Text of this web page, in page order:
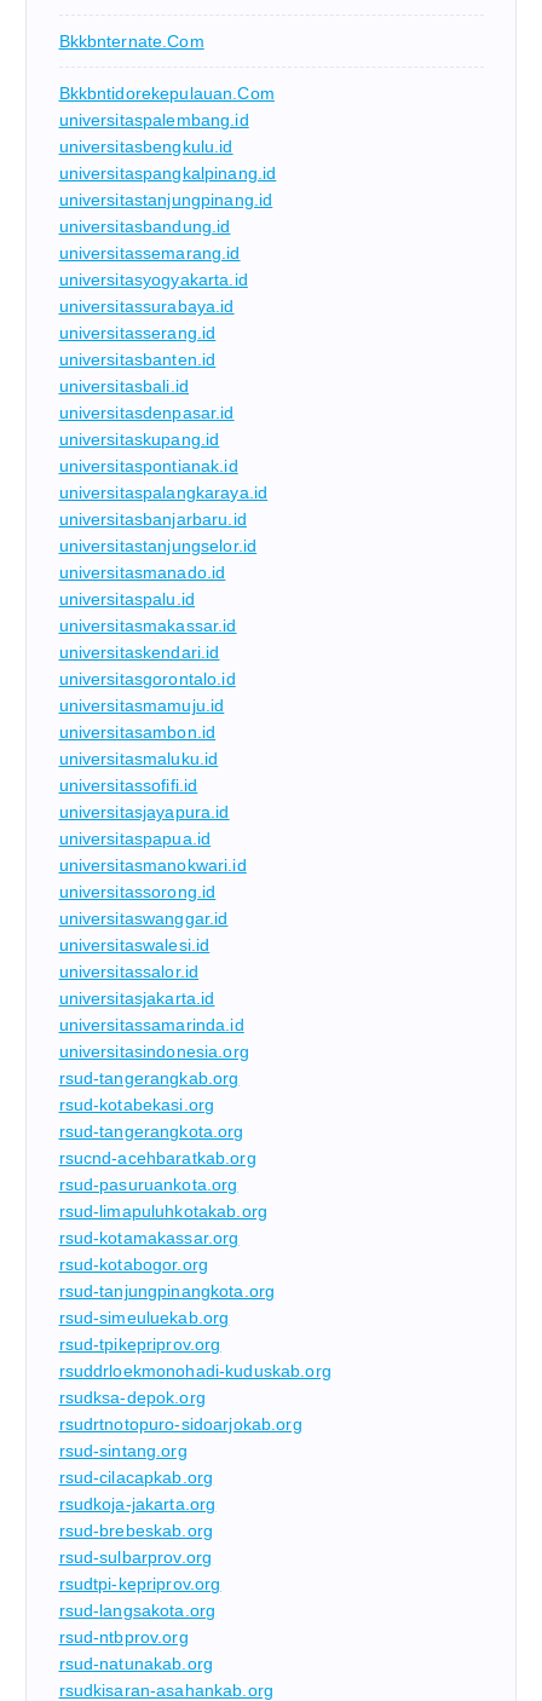
Bkkbnternate.com
Bkkbntidorekepulauan.com
universitaspalembang.id
universitasbengkulu.id
universitaspangkalpinang.id
universitastanjungpinang.id
universitasbandung.id
universitassemarang.id
universitasyogyakarta.id
universitassurabaya.id
universitasserang.id
universitasbanten.id
universitasbali.id
universitasdenpasar.id
universitaskupang.id
universitaspontianak.id
universitaspalangkaraya.id
universitasbanjarbaru.id
universitastanjungselor.id
universitasmanado.id
universitaspalu.id
universitasmakassar.id
universitaskendari.id
universitasgorontalo.id
universitasmamuju.id
universitasambon.id
universitasmaluku.id
universitassofifi.id
universitasjayapura.id
universitaspapua.id
universitasmanokwari.id
universitassorong.id
universitaswanggar.id
universitaswalesi.id
universitassalor.id
universitasjakarta.id
universitassamarinda.id
universitasindonesia.org
rsud-tangerangkab.org
rsud-kotabekasi.org
rsud-tangerangkota.org
rsucnd-acehbaratkab.org
rsud-pasuruankota.org
rsud-limapuluhkotakab.org
rsud-kotamakassar.org
rsud-kotabogor.org
rsud-tanjungpinangkota.org
rsud-simeuluekab.org
rsud-tpikepriprov.org
rsuddrloekmonohadi-kuduskab.org
rsudksa-depok.org
rsudrtnotopuro-sidoarjokab.org
rsud-sintang.org
rsud-cilacapkab.org
rsudkoja-jakarta.org
rsud-brebeskab.org
rsud-sulbarprov.org
rsudtpi-kepriprov.org
rsud-langsakota.org
rsud-ntbprov.org
rsud-natunakab.org
rsudkisaran-asahankab.org